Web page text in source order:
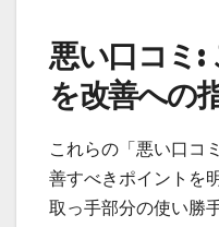
悪い口コミ:
を改善への
これらの「悪い口コ
善すべきポイントを
取っ手部分の使い勝